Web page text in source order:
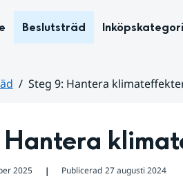
Beslutsträd
Steg 9: Hantera
2025 ❘ Publicerad 27 augusti 2024